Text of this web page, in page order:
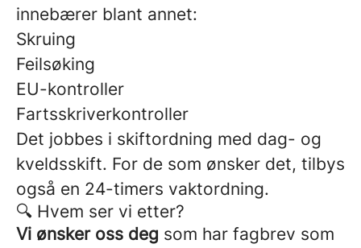
innebærer blant annet:
Skruing
Feilsøking
EU-kontroller
Fartsskriverkontroller
Det jobbes i skiftordning med dag- og
kveldsskift. For de som ønsker det, tilbys
også en 24-timers vaktordning.
🔍 Hvem ser vi etter?
Vi ønsker oss deg som har fagbrev som